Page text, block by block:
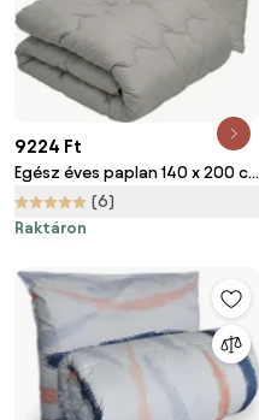
9224 Ft
Egész éves paplan 140 x 200 cm
párnával 70 x 90 cm COLOR
SZÜRKE
(6)
Raktáron